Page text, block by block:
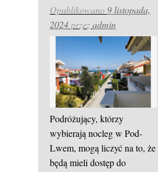
Opublikowano 9 listopada,
2024przezadmin
Podróżujący, którzy
wybierają nocleg w Pod-
Lwem, mogą liczyć na to, że
będą mieli dostęp do